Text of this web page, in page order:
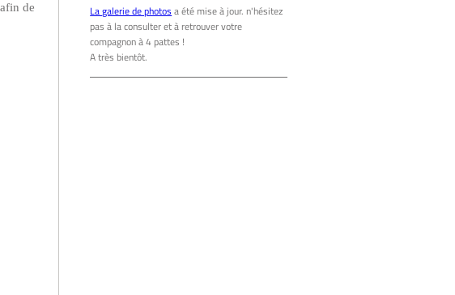
de
La galerie de photos a été mise à jour. n'hésitez
pas à la consulter et à retrouver votre
compagnon à 4 pattes !
A très bientôt.